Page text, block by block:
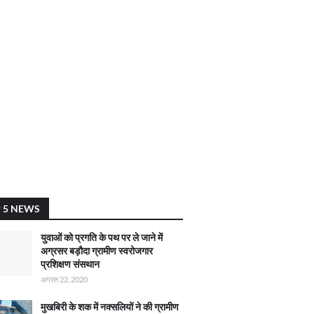
5 NEWS
युवाओं को प्रगति के पथ पर ले जाने में
अग्रसर बड़ौदा ग्रामीण स्वरोजगार
प्रशिक्षण संसथान
अगस्त 22, 2020
मुखबिरी के शक में नक्सलियों ने की ग्रामीण